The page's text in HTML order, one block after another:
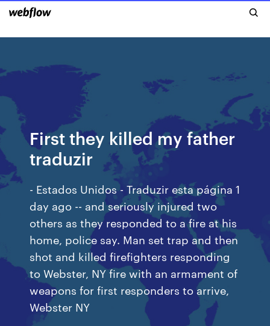
First they killed my father
traduzir
- Estados Unidos - Traduzir esta página 1
day ago -- and seriously injured two
others as they responded to a fire at his
home, police say. Man set trap and then
shot and killed firefighters responding
to Webster, NY fire with an armament of
weapons for first responders to arrive,
Webster NY